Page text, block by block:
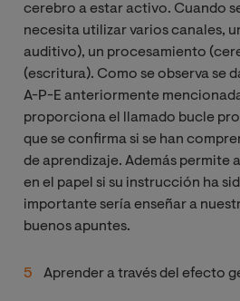
cerebro a estar activo. Cuando
necesita utilizar varios canales,
auditivo), un procesamiento
(escritura). Como se observa se
A-P-E anteriormente
proporciona el llamado bucle
que se confirma si se han
de aprendizaje. Además permite
en el papel si su instrucción ha
importante sería enseñar a
buenos apuntes.
Aprender a través del efecto